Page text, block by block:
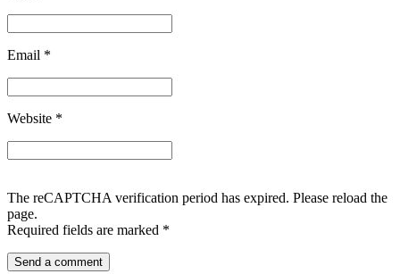
Email *
Website *
The reCAPTCHA verification period has expired. Please reload the
page.
Required fields are marked *